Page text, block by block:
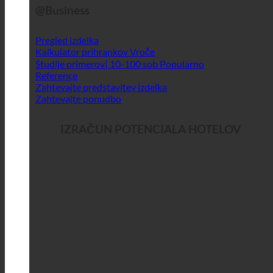
Pregled izdelka
Kalkulator prihrankov
Študije primerov| 10-100 sob
Reference
Zahtevajte predstavitev izdelka
Zahtevajte ponudbo